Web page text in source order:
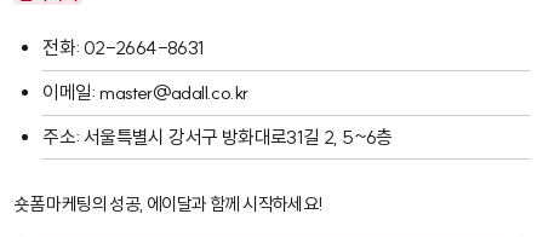
전화: 02-2664-8631
이메일: master@adall.co.kr
주소: 서울특별시 강서구 방화대로31길 2, 5~6층
숏폼 마케팅의 성공, 에이달과 함께 시작하세요!